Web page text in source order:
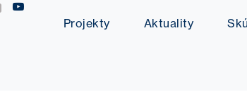
Projekty Aktuality